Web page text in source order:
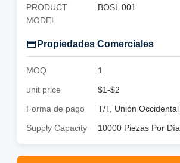
PRODUCT
MODEL
BOSL 001
Propiedades Comerciales
MOQ
1
unit price
$1-$2
Forma de pago
T/T, Unión Occidental
Supply Capacity
10000 Piezas Por Día